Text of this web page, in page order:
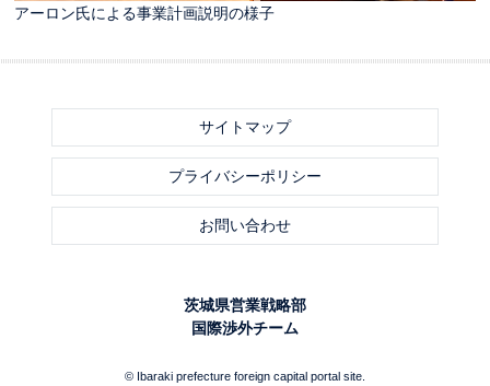
アーロン氏による事業計画説明の様子
サイトマップ
プライバシーポリシー
お問い合わせ
茨城県営業戦略部
国際渉外チーム
© Ibaraki prefecture foreign capital portal site.